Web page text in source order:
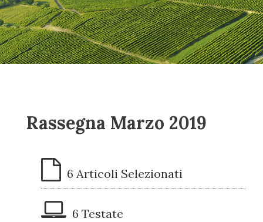
Rassegna Marzo 2019
6 Articoli Selezionati
6 Testate